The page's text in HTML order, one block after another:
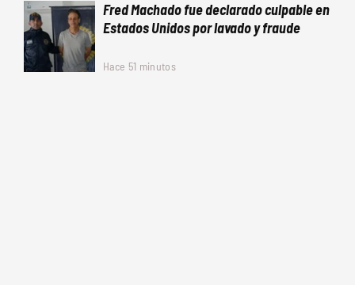
Fred Machado fue declarado culpable en
Estados Unidos por lavado y fraude
Hace 51 minutos